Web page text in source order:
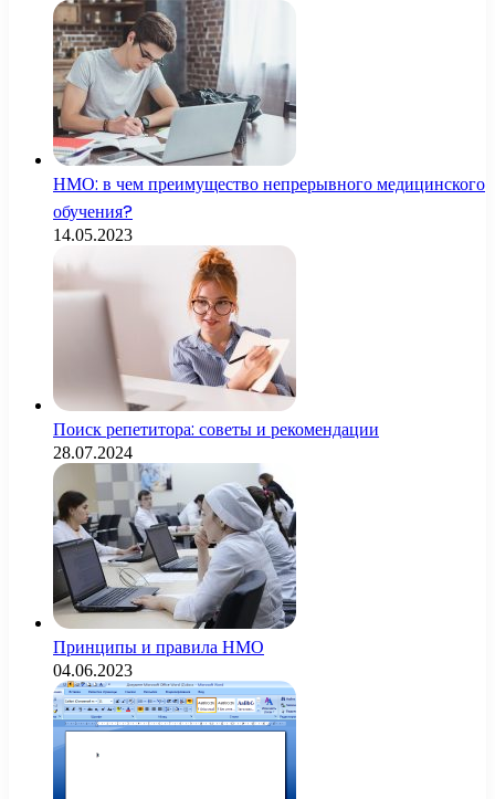
НМО: в чем преимущество непрерывного медицинского
обучения?
14.05.2023
Поиск репетитора: советы и рекомендации
28.07.2024
Принципы и правила НМО
04.06.2023